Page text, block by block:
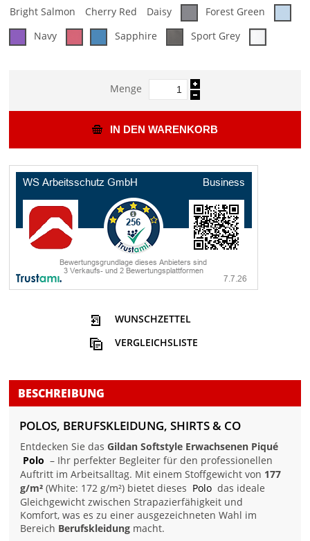
Bright Salmon
Cherry Red Daisy
Forest Green
Navy
Sapphire Sport Grey
Menge
IN DEN WARENKORB
WUNSCHZETTEL
VERGLEICHSLISTE
BESCHREIBUNG
POLOS, BERUFSKLEIDUNG, SHIRTS & CO
Entdecken Sie dasGildan Softstyle Erwachsenen Piqué
Polo – Ihr perfekter Begleiter für den professionellen
Auftritt im Arbeitsalltag. Mit einem Stoffgewicht von 177
g/m² (White: 172 g/m²) bietet dieses Polo das ideale
Gleichgewicht zwischen Strapazierfähigkeit und
Komfort, was es zu einer ausgezeichneten Wahl im
Bereich Berufskleidung macht.